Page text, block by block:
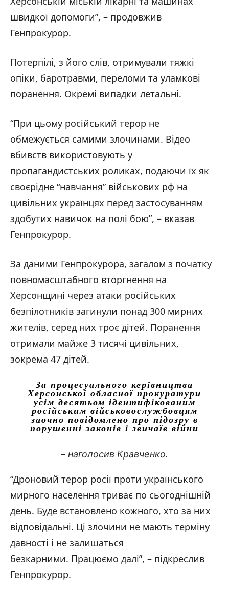
швидкої допомоги”, – продовжив
Генпрокурор.
Потерпілі, з його слів, отримували тяжкі
опіки, баротравми, переломи та уламкові
поранення. Окремі випадки летальні.
“При цьому російський терор не
обмежується самими злочинами. Відео
вбивств використовують у
пропагандистських роликах, подаючи їх як
своєрідне “навчання” військових рф на
цивільних українцях перед застосуванням
здобутих навичок на полі бою”, – вказав
Генпрокурор.
За даними Генпрокурора, загалом з початку
повномасштабного вторгнення на
Херсонщині через атаки російських
безпілотників загинули понад 300 мирних
жителів, серед них троє дітей. Поранення
отримали майже 3 тисячі цивільних,
зокрема 47 дітей.
За процесуального керівництва
Херсонської обласної прокуратури
усім десятьом ідентифікованим
російським військовослужбовцям
заочно повідомлено про підозру в
порушенні законів і звичаїв війни
– наголосив Кравченко.
“Дроновий терор росії проти українського
мирного населення триває по сьогоднішній
день. Буде встановлено кожного, хто за них
відповідальні. Ці злочини не мають терміну
давності і не залишаться
безкарними. Працюємо далі”, – підкреслив
Генпрокурор.